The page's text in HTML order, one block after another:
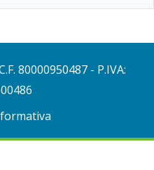
80000950487 - P.IVA: